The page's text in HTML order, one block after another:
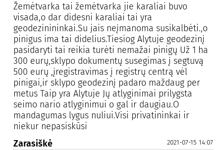
Žemėtvarka tai žemėtvarka jie karaliai buvo
visada,o dar didesni karaliai tai yra
geodezinininkai.Su jais neįmanoma susikalbėti.,o
pinigus ima tai didelius.Tiesiog Alytuje geodezinį
pasidaryti tai reikia turėti nemažai pinigų Už 1 ha
300 eurų,sklypo dokumentų susegimas į segtuvą
500 eurų ,įregistravimas į registrų centrą vėl
pinigai,ir sklypo geodezinį padaro maždaug per
metus Taip yra Alytuje Jų atlyginimai prilygsta
seimo nario atlyginimui o gal ir daugiau.O
mandagumas lygus nuliui.Visi privatininkai ir
niekur nepasiskūsi
2021-07-15 14:07
Zarasiškė